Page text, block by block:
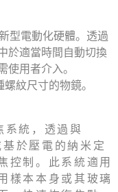
型電動化硬體。透過
於適當時間自動切換
使用者介入。
紋尺寸的物鏡。
系統，透過與
於壓電的納米定
控制。此系統適用
樣本本身或其玻璃